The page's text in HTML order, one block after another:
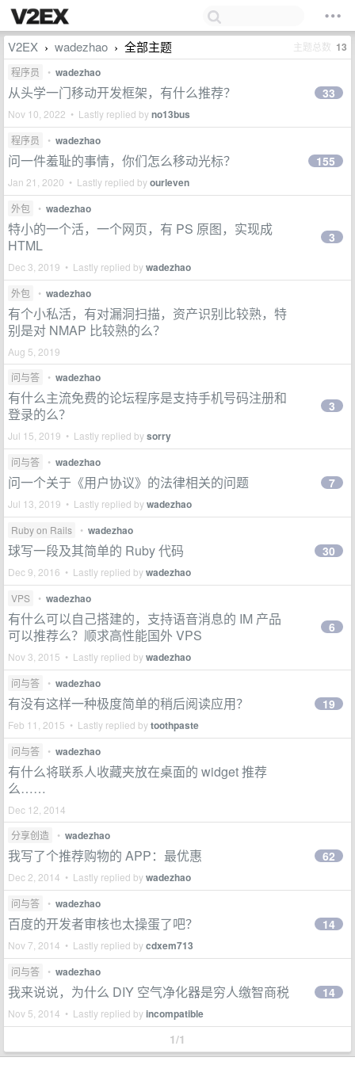
V2EX › wadezhao › 全部主题 主题总数 13
程序员 • wadezhao
从头学一门移动开发框架，有什么推荐？
Nov 10, 2022 • Lastly replied byno13bus
33
程序员 • wadezhao
问一件羞耻的事情，你们怎么移动光标？
Jan 21, 2020 • Lastly replied byourleven
155
外包 • wadezhao
特小的一个活，一个网页，有 PS 原图，实现成
HTML
Dec 3, 2019 • Lastly replied bywadezhao
3
外包 • wadezhao
有个小私活，有对漏洞扫描，资产识别比较熟，特
别是对 NMAP 比较熟的么？
Aug 5, 2019
问与答
• wadezhao
有什么主流免费的论坛程序是支持手机号码注册和
登录的么？
Jul 15, 2019 • Lastly replied bysorry
3
问与答 • wadezhao
问一个关于《用户协议》的法律相关的问题
Jul 13, 2019 • Lastly replied bywadezhao
7
Ruby on Rails • wadezhao
球写一段及其简单的 Ruby 代码
Dec 9, 2016 • Lastly replied bywadezhao
30
VPS • wadezhao
有什么可以自己搭建的，支持语音消息的 IM 产品
可以推荐么？顺求高性能国外 VPS
Nov 3, 2015 • Lastly replied bywadezhao
6
问与答 • wadezhao
有没有这样一种极度简单的稍后阅读应用？
Feb 11, 2015 • Lastly replied bytoothpaste
19
问与答 • wadezhao
有什么将联系人收藏夹放在桌面的 widget 推荐
么……
Dec 12, 2014
分享创造
• wadezhao
我写了个推荐购物的 APP：最优惠
Dec 2, 2014 • Lastly replied bywadezhao
62
问与答 • wadezhao
百度的开发者审核也太操蛋了吧？
Nov 7, 2014 • Lastly replied bycdxem713
14
问与答 • wadezhao
我来说说，为什么 DIY 空气净化器是穷人缴智商税
Nov 5, 2014 • Lastly replied byincompatible
14
1/1